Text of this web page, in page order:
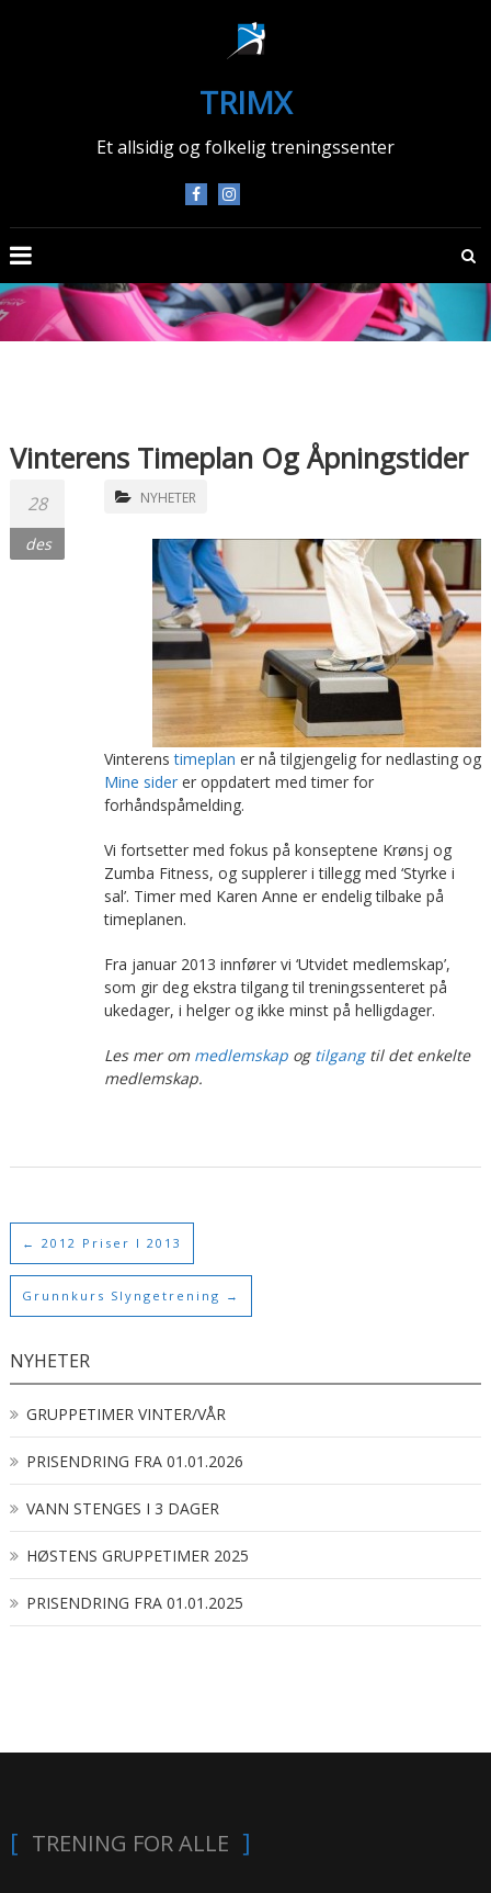
TRIMX
Et allsidig og folkelig treningssenter
Vinterens Timeplan Og Åpningstider
28
des
NYHETER
Vinterenstimeplan er nå tilgjengelig for nedlasting og
Mine siderer oppdatert med timer for
forhåndspåmelding.
Vi fortsetter med fokus på konseptene Krønsj og
Zumba Fitness, og supplerer i tillegg med ‘Styrke i
sal’. Timer med Karen Anne er endelig tilbake på
timeplanen.
Fra januar 2013 innfører vi ‘Utvidet medlemskap’,
som gir deg ekstra tilgang til treningssenteret på
ukedager, i helger og ikke minst på helligdager.
Les mer om medlemskapog tilgangtil det enkelte
medlemskap.
← 2012 Priser I 2013
Grunnkurs Slyngetrening →
NYHETER
GRUPPETIMER VINTER/VÅR
PRISENDRING FRA 01.01.2026
VANN STENGES I 3 DAGER
HØSTENS GRUPPETIMER 2025
PRISENDRING FRA 01.01.2025
TRENING FOR ALLE